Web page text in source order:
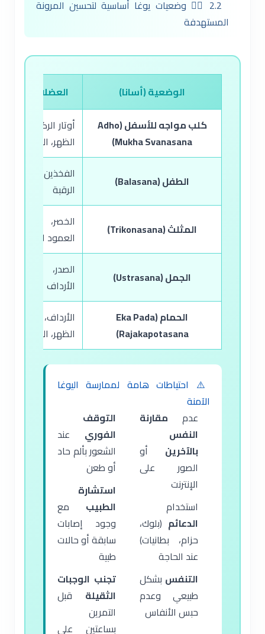
2.2 🧘‍♀️ وضعيات يوغا أساسية لتحسين المرونة
المستهدفة
الوضعية (أسانا)
العضلات
كلب مواجه للأسفل (Adho
Mukha Svanasana)
أوتار الركبة،
الظهر، الكتفين
الطفل (Balasana)
الفخذين،
الرقبة
المثلث (Trikonasana)
الخصر، الفخذين،
العمود الفقري
الجمل (Ustrasana)
الصدر، البطن،
الأرداف
الحمام (Eka Pada
Rajakapotasana)
الأرداف،
الظهر، الوركين
⚠️ احتياطات هامة لممارسة اليوغا
الآمنة
عدم مقارنة
النفس
بالآخرين أو
الصور على
الإنترنت
استخدام
الدعائم (بلوك،
حزام، بطانيات)
عند الحاجة
التنفس بشكل
طبيعي وعدم
حبس الأنفاس
التوقف
الفوري عند
الشعور بألم حاد
أو طعن
استشارة
الطبيب مع
وجود إصابات
سابقة أو حالات
طبية
تجنب الوجبات
الثقيلة قبل
التمرين
بساعتين على